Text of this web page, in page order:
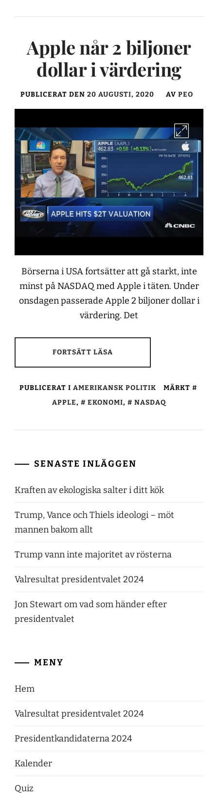
Apple når 2 biljoner
dollar i värdering
PUBLICERAT DEN 20 AUGUSTI, 2020 AV PEO
Börserna i USA fortsätter att gå starkt, inte
minst på NASDAQ med Apple i täten. Under
onsdagen passerade Apple 2 biljoner dollar i
värdering. Det
FORTSÄTT LÄSA
PUBLICERAT I AMERIKANSK POLITIK
MÄRKT
APPLE, EKONOMI, NASDAQ
SENASTE INLÄGGEN
Kraften av ekologiska salter i ditt kök
Trump, Vance och Thiels ideologi – möt
mannen bakom allt
Trump vann inte majoritet av rösterna
Valresultat presidentvalet 2024
Jon Stewart om vad som händer efter
presidentvalet
MENY
Hem
Valresultat presidentvalet 2024
Presidentkandidaterna 2024
Kalender
Quiz